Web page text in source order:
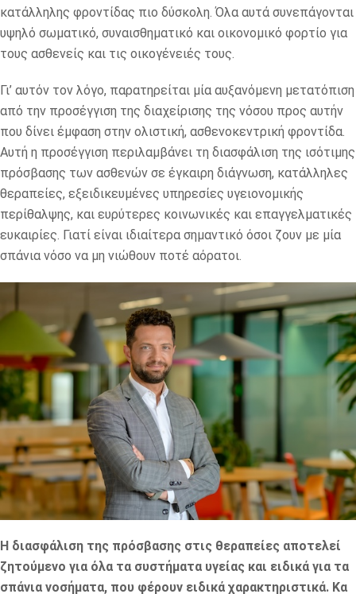
κατάλληλης φροντίδας πιο δύσκολη. Όλα αυτά συνεπάγονται
υψηλό σωματικό, συναισθηματικό και οικονομικό φορτίο για
τους ασθενείς και τις οικογένειές τους.
Γι’ αυτόν τον λόγο, παρατηρείται μία αυξανόμενη μετατόπιση
από την προσέγγιση της διαχείρισης της νόσου προς αυτήν
που δίνει έμφαση στην ολιστική, ασθενοκεντρική φροντίδα.
Αυτή η προσέγγιση περιλαμβάνει τη διασφάλιση της ισότιμης
πρόσβασης των ασθενών σε έγκαιρη διάγνωση, κατάλληλες
θεραπείες, εξειδικευμένες υπηρεσίες υγειονομικής
περίθαλψης, και ευρύτερες κοινωνικές και επαγγελματικές
ευκαιρίες. Γιατί είναι ιδιαίτερα σημαντικό όσοι ζουν με μία
σπάνια νόσο να μη νιώθουν ποτέ αόρατοι.
Η διασφάλιση της πρόσβασης στις θεραπείες αποτελεί
ζητούμενο για όλα τα συστήματα υγείας και ειδικά για τα
σπάνια νοσήματα, που φέρουν ειδικά χαρακτηριστικά. Κα